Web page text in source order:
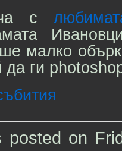
с
малко
да ги
posted on